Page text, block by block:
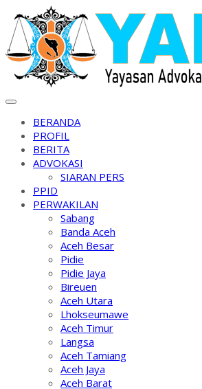
Skip
to
content
BERANDA
PROFIL
BERITA
ADVOKASI
SIARAN PERS
PPID
PERWAKILAN
Sabang
Banda Aceh
Aceh Besar
Pidie
Pidie Jaya
Bireuen
Aceh Utara
Lhokseumawe
Aceh Timur
Langsa
Aceh Tamiang
Aceh Jaya
Aceh Barat